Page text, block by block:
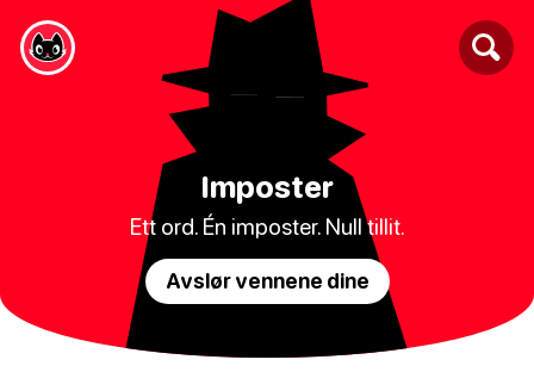
Imposter
Ett ord. Én imposter. Null tillit.
Avslør vennene dine